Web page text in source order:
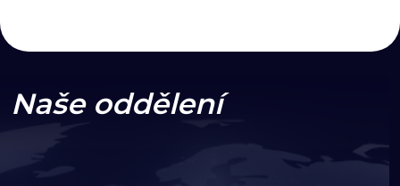
Naše oddělení